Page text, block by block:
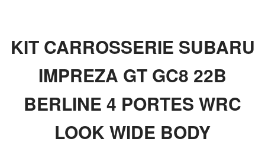
KIT CARROSSERIE SUBARU
IMPREZA GT GC8 22B
BERLINE 4 PORTES WRC
LOOK WIDE BODY